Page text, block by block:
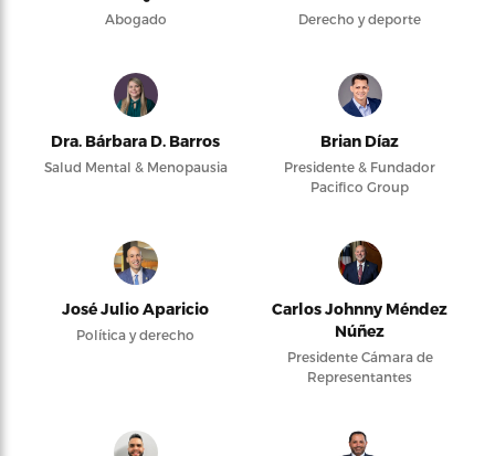
Abogado Derecho y deporte
Dra. Bárbara D. Barros
Salud Mental & Menopausia
Brian Díaz
Presidente & Fundador
Pacifico Group
José Julio Aparicio
Política y derecho
Carlos Johnny Méndez
Núñez
Presidente Cámara de
Representantes